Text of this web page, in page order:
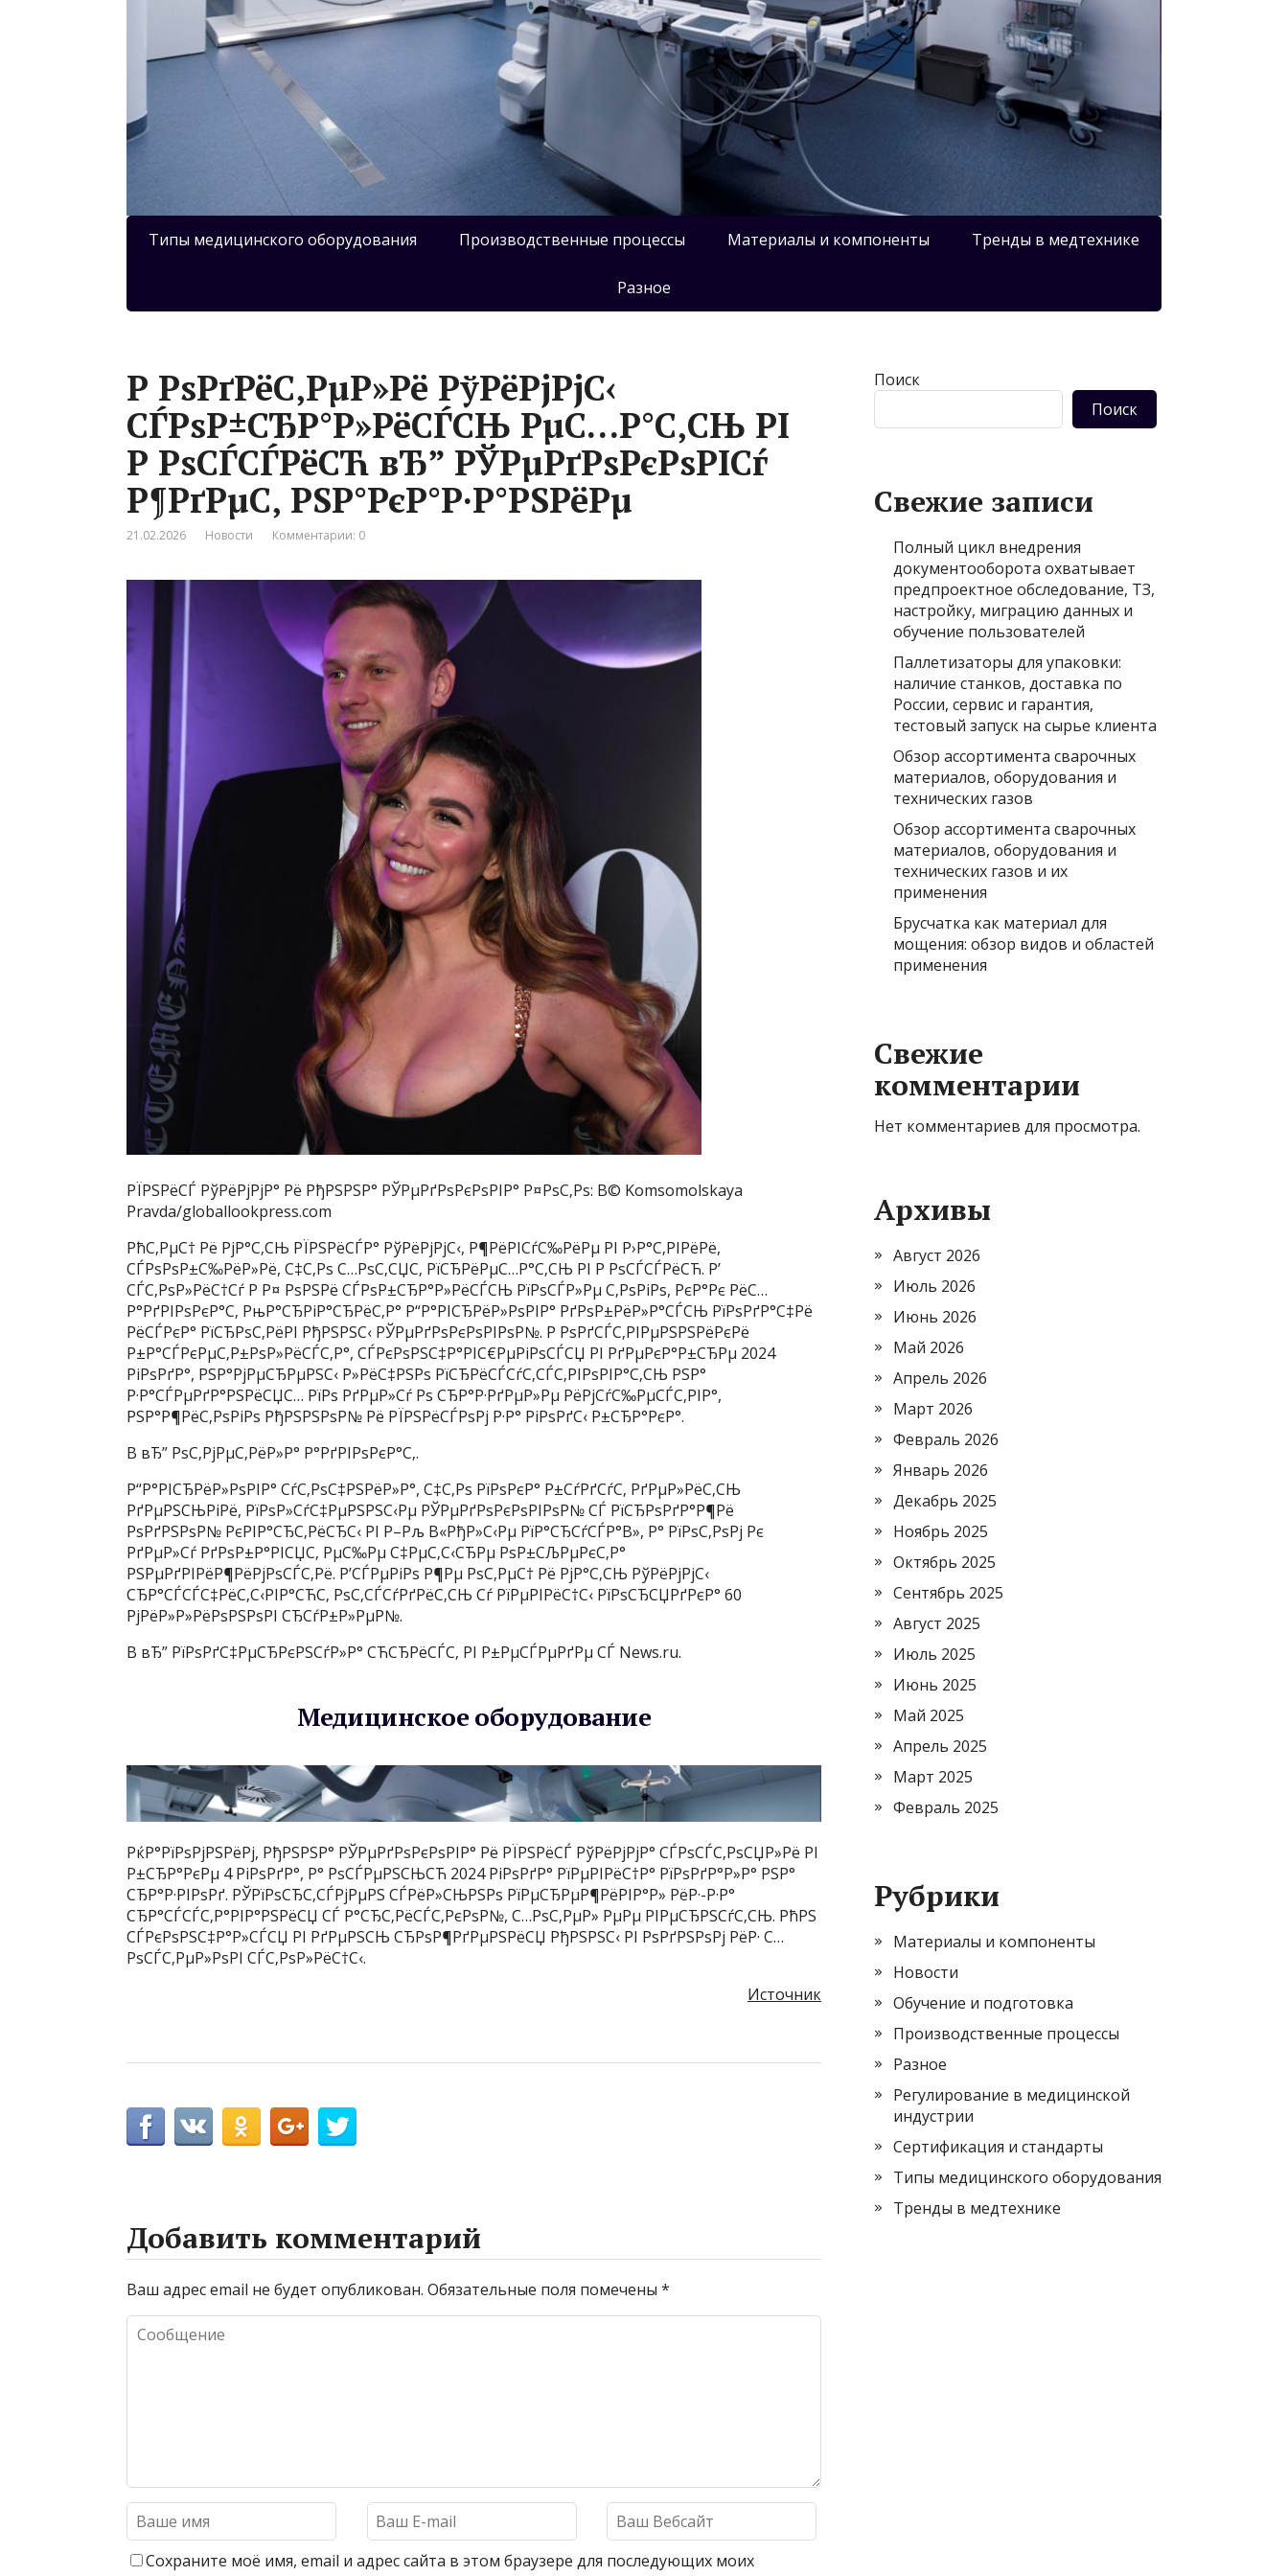
Типы медицинского оборудования Производственные процессы Материалы и компоненты Тренды в медтехнике
Разное
Р РѕРґРёС‚РµР»Рё РўРёРјРјС‹
СЃРѕР±СЂР°Р»РёСЃСЊ РµС…Р°С‚СЊ РІ
Р РѕСЃСЃРёСЋ вЂ” РЎРµРґРѕРєРѕРІСѓ
Р¶РґРµС‚ РЅР°РєР°Р·Р°РЅРёРµ
21.02.2026 Новости Комментарии: 0
РЇРЅРёСЃ РўРёРјРјР° Рё РђРЅРЅР° РЎРµРґРѕРєРѕРІР° Р¤РѕС‚Рѕ: В© Komsomolskaya
Pravda/globallookpress.com
РћС‚РµС† Рё РјР°С‚СЊ РЇРЅРёСЃР° РўРёРјРјС‹, Р¶РёРІСѓС‰РёРµ РІ Р›Р°С‚РІРёРё,
СЃРѕРѕР±С‰РёР»Рё, С‡С‚Рѕ С…РѕС‚СЏС‚ РїСЂРёРµС…Р°С‚СЊ РІ Р РѕСЃСЃРёСЋ. Р’
СЃС‚РѕР»РёС†Сѓ Р Р¤ РѕРЅРё СЃРѕР±СЂР°Р»РёСЃСЊ РїРѕСЃР»Рµ С‚РѕРіРѕ, РєР°Рє РёС…
Р°РґРІРѕРєР°С‚ РњР°СЂРіР°СЂРёС‚Р° Р“Р°РІСЂРёР»РѕРІР° РґРѕР±РёР»Р°СЃСЊ РїРѕРґР°С‡Рё
РёСЃРєР° РїСЂРѕС‚РёРІ РђРЅРЅС‹ РЎРµРґРѕРєРѕРІРѕР№. Р РѕРґСЃС‚РІРµРЅРЅРёРєРё
Р±Р°СЃРєРµС‚Р±РѕР»РёСЃС‚Р°, СЃРєРѕРЅС‡Р°РІС€РµРіРѕСЃСЏ РІ РґРµРєР°Р±СЂРµ 2024
РіРѕРґР°, РЅР°РјРµСЂРµРЅС‹ Р»РёС‡РЅРѕ РїСЂРёСЃСѓС‚СЃС‚РІРѕРІР°С‚СЊ РЅР°
Р·Р°СЃРµРґР°РЅРёСЏС… РїРѕ РґРµР»Сѓ Рѕ СЂР°Р·РґРµР»Рµ РёРјСѓС‰РµСЃС‚РІР°,
РЅР°Р¶РёС‚РѕРіРѕ РђРЅРЅРѕР№ Рё РЇРЅРёСЃРѕРј Р·Р° РіРѕРґС‹ Р±СЂР°РєР°.
В вЂ” РѕС‚РјРµС‚РёР»Р° Р°РґРІРѕРєР°С‚.
Р“Р°РІСЂРёР»РѕРІР° СѓС‚РѕС‡РЅРёР»Р°, С‡С‚Рѕ РїРѕРєР° Р±СѓРґСѓС‚ РґРµР»РёС‚СЊ
РґРµРЅСЊРіРё, РїРѕР»СѓС‡РµРЅРЅС‹Рµ РЎРµРґРѕРєРѕРІРѕР№ СЃ РїСЂРѕРґР°Р¶Рё
РѕРґРЅРѕР№ РєРІР°СЂС‚РёСЂС‹ РІ Р–Рљ В«РђР»С‹Рµ РїР°СЂСѓСЃР°В», Р° РїРѕС‚РѕРј Рє
РґРµР»Сѓ РґРѕР±Р°РІСЏС‚ РµС‰Рµ С‡РµС‚С‹СЂРµ РѕР±СЉРµРєС‚Р°
РЅРµРґРІРёР¶РёРјРѕСЃС‚Рё. Р’СЃРµРіРѕ Р¶Рµ РѕС‚РµС† Рё РјР°С‚СЊ РўРёРјРјС‹
СЂР°СЃСЃС‡РёС‚С‹РІР°СЋС‚ РѕС‚СЃСѓРґРёС‚СЊ Сѓ РїРµРІРёС†С‹ РїРѕСЂСЏРґРєР° 60
РјРёР»Р»РёРѕРЅРѕРІ СЂСѓР±Р»РµР№.
В вЂ” РїРѕРґС‡РµСЂРєРЅСѓР»Р° СЋСЂРёСЃС‚ РІ Р±РµСЃРµРґРµ СЃ News.ru.
РќР°РїРѕРјРЅРёРј, РђРЅРЅР° РЎРµРґРѕРєРѕРІР° Рё РЇРЅРёСЃ РўРёРјРјР° СЃРѕСЃС‚РѕСЏР»Рё РІ
Р±СЂР°РєРµ 4 РіРѕРґР°, Р° РѕСЃРµРЅСЊСЋ 2024 РіРѕРґР° РїРµРІРёС†Р° РїРѕРґР°Р»Р° РЅР°
СЂР°Р·РІРѕРґ. РЎРїРѕСЂС‚СЃРјРµРЅ СЃРёР»СЊРЅРѕ РїРµСЂРµР¶РёРІР°Р» РёР·-Р·Р°
СЂР°СЃСЃС‚Р°РІР°РЅРёСЏ СЃ Р°СЂС‚РёСЃС‚РєРѕР№, С…РѕС‚РµР» РµРµ РІРµСЂРЅСѓС‚СЊ. РћРЅ
СЃРєРѕРЅС‡Р°Р»СЃСЏ РІ РґРµРЅСЊ СЂРѕР¶РґРµРЅРёСЏ РђРЅРЅС‹ РІ РѕРґРЅРѕРј РёР· С…
РѕСЃС‚РµР»РѕРІ СЃС‚РѕР»РёС†С‹.
Источник
Добавить комментарий
Ваш адрес email не будет опубликован. Обязательные поля помечены *
Сохраните моё имя, email и адрес сайта в этом браузере для последующих моих
Поиск
Поиск
Свежие записи
Полный цикл внедрения
документооборота охватывает
предпроектное обследование, ТЗ,
настройку, миграцию данных и
обучение пользователей
Паллетизаторы для упаковки:
наличие станков, доставка по
России, сервис и гарантия,
тестовый запуск на сырье клиента
Обзор ассортимента сварочных
материалов, оборудования и
технических газов
Обзор ассортимента сварочных
материалов, оборудования и
технических газов и их
применения
Брусчатка как материал для
мощения: обзор видов и областей
применения
Свежие
комментарии
Нет комментариев для просмотра.
Архивы
Август 2026
Июль 2026
Июнь 2026
Май 2026
Апрель 2026
Март 2026
Февраль 2026
Январь 2026
Декабрь 2025
Ноябрь 2025
Октябрь 2025
Сентябрь 2025
Август 2025
Июль 2025
Июнь 2025
Май 2025
Апрель 2025
Март 2025
Февраль 2025
Рубрики
Материалы и компоненты
Новости
Обучение и подготовка
Производственные процессы
Разное
Регулирование в медицинской
индустрии
Сертификация и стандарты
Типы медицинского оборудования
Тренды в медтехнике